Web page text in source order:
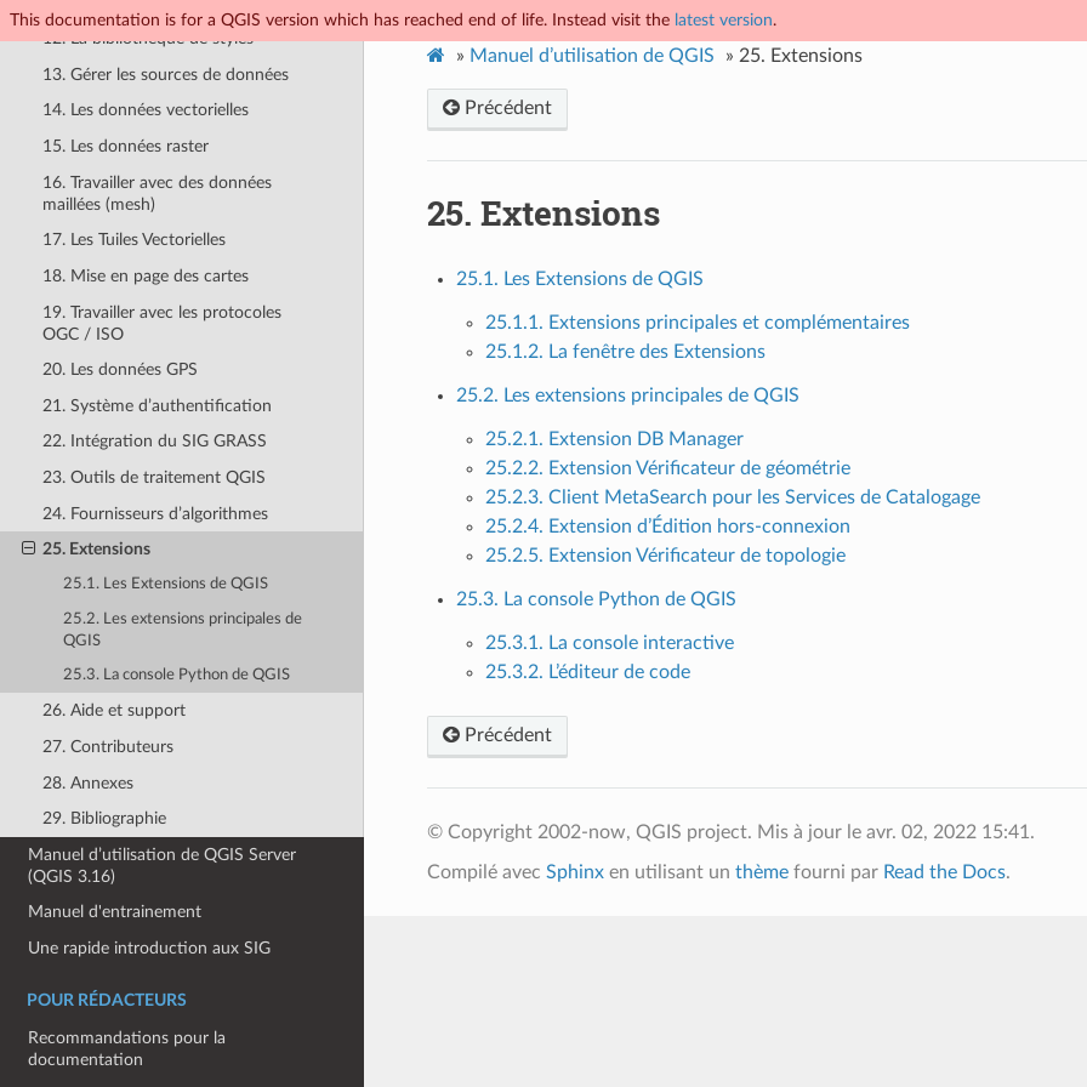
This documentation is for a QGIS version which has reached end of life. Instead visit the latest version.
12. La bibliothèque de styles
13. Gérer les sources de données
14. Les données vectorielles
15. Les données raster
16. Travailler avec des données
maillées (mesh)
17. Les Tuiles Vectorielles
18. Mise en page des cartes
19. Travailler avec les protocoles
OGC / ISO
20. Les données GPS
21. Système d’authentification
22. Intégration du SIG GRASS
23. Outils de traitement QGIS
24. Fournisseurs d’algorithmes
25. Extensions
25.1. Les Extensions de QGIS
25.2. Les extensions principales de
QGIS
25.3. La console Python de QGIS
26. Aide et support
27. Contributeurs
28. Annexes
29. Bibliographie
Manuel d’utilisation de QGIS Server
(QGIS 3.16)
Manuel d'entrainement
Une rapide introduction aux SIG
POUR RÉDACTEURS
Recommandations pour la
documentation
» Manuel d’utilisation de QGIS » 25. Extensions
Précédent
25. Extensions
25.1. Les Extensions de QGIS
25.1.1. Extensions principales et complémentaires
25.1.2. La fenêtre des Extensions
25.2. Les extensions principales de QGIS
25.2.1. Extension DB Manager
25.2.2. Extension Vérificateur de géométrie
25.2.3. Client MetaSearch pour les Services de Catalogage
25.2.4. Extension d’Édition hors-connexion
25.2.5. Extension Vérificateur de topologie
25.3. La console Python de QGIS
25.3.1. La console interactive
25.3.2. L’éditeur de code
Précédent
© Copyright 2002-now, QGIS project. Mis à jour le avr. 02, 2022 15:41.
Compilé avec Sphinxen utilisant un thèmefourni par Read the Docs.